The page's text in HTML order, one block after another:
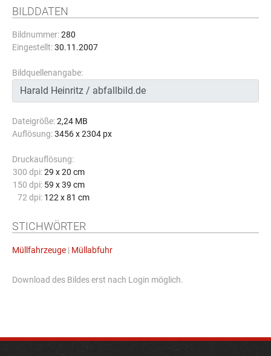
BILDDATEN
Bildnummer:280
Eingestellt:30.11.2007
Bildquellenangabe:
Dateigröße:2,24 MB
Auflösung:3456 x 2304 px
Druckauflösung:
300 dpi: 29 x 20 cm
150 dpi: 59 x 39 cm
72 dpi: 122 x 81 cm
STICHWÖRTER
Müllfahrzeuge | Müllabfuhr
Download des Bildes erst nach Login möglich.